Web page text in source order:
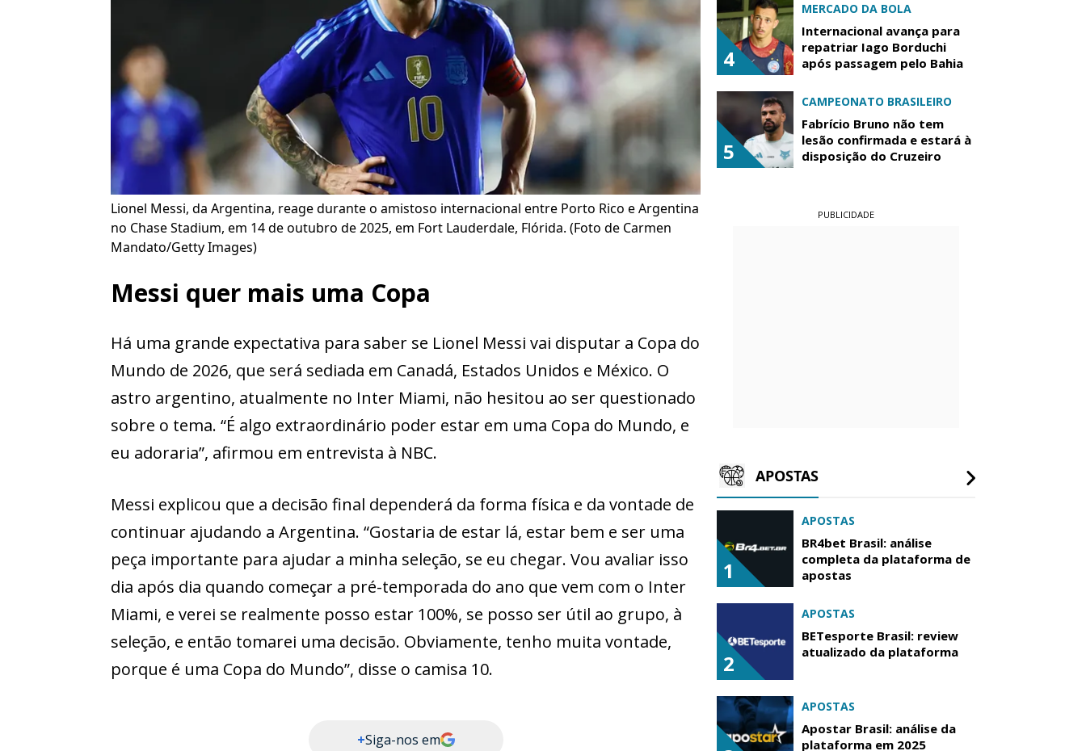
Lionel Messi, da Argentina, reage durante o amistoso internacional entre Porto Rico e Argentina
no Chase Stadium, em 14 de outubro de 2025, em Fort Lauderdale, Flórida. (Foto de Carmen
Mandato/Getty Images)
Messi quer mais uma Copa
Há uma grande expectativa para saber se Lionel Messi vai disputar a Copa do
Mundo de 2026, que será sediada em Canadá, Estados Unidos e México. O
astro argentino, atualmente no Inter Miami, não hesitou ao ser questionado
sobre o tema. “É algo extraordinário poder estar em uma Copa do Mundo, e
eu adoraria”, afirmou em entrevista à NBC.
Messi explicou que a decisão final dependerá da forma física e da vontade de
continuar ajudando a Argentina. “Gostaria de estar lá, estar bem e ser uma
peça importante para ajudar a minha seleção, se eu chegar. Vou avaliar isso
dia após dia quando começar a pré-temporada do ano que vem com o Inter
Miami, e verei se realmente posso estar 100%, se posso ser útil ao grupo, à
seleção, e então tomarei uma decisão. Obviamente, tenho muita vontade,
porque é uma Copa do Mundo”, disse o camisa 10.
+Siga-nos em
4
MERCADO DA BOLA
Internacional avança para
repatriar Iago Borduchi
após passagem pelo Bahia
5
CAMPEONATO BRASILEIRO
Fabrício Bruno não tem
lesão confirmada e estará à
disposição do Cruzeiro
PUBLICIDADE
APOSTAS
1
APOSTAS
BR4bet Brasil: análise
completa da plataforma de
apostas
2
APOSTAS
BETesporte Brasil: review
atualizado da plataforma
APOSTAS
Apostar Brasil: análise da
plataforma em 2025